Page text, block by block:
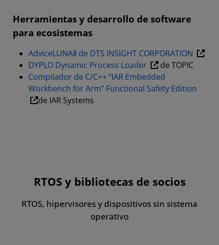
Herramientas y desarrollo de software
para ecosistemas
AdviceLUNAⅡ de DTS INSIGHT CORPORATION
DYPLO Dynamic Process Loader
de TOPIC
Compilador de C/C++ “IAR Embedded
Workbench for Arm” Functional Safety Edition
de IAR Systems
RTOS y bibliotecas de socios
RTOS, hipervisores y dispositivos sin sistema
operativo